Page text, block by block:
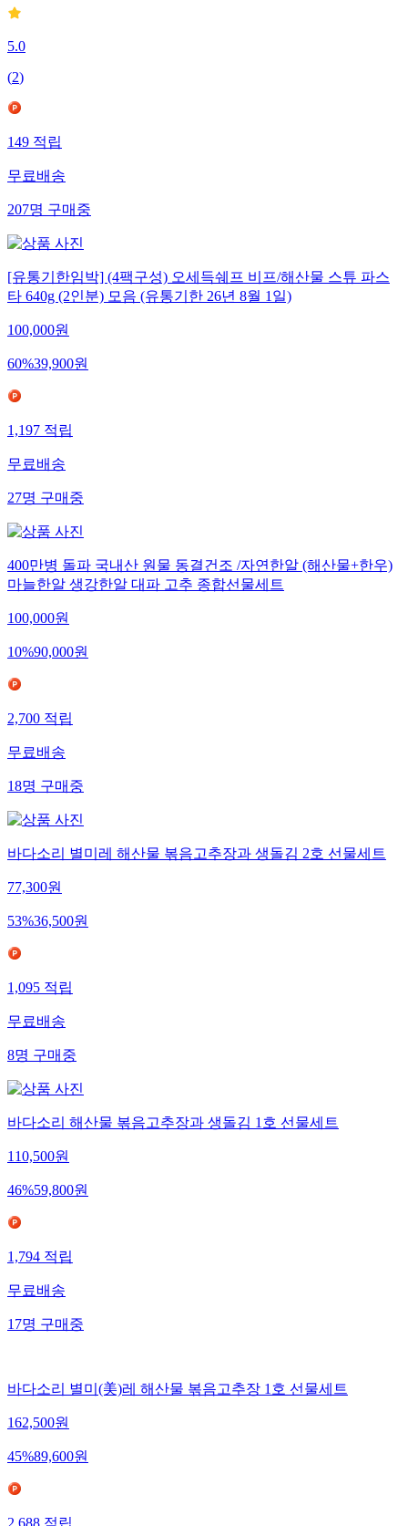
5.0
(2)
149 적립
무료배송
207명 구매중
[유통기한임박] (4팩구성) 오세득쉐프 비프/해산물 스튜 파스
타 640g (2인분) 모음 (유통기한 26년 8월 1일)
100,000원
60%39,900원
1,197 적립
무료배송
27명 구매중
400만병 돌파 국내산 원물 동결건조 /자연한알 (해산물+한우)
마늘한알 생강한알 대파 고추 종합선물세트
100,000원
10%90,000원
2,700 적립
무료배송
18명 구매중
바다소리 별미레 해산물 볶음고추장과 생돌김 2호 선물세트
77,300원
53%36,500원
1,095 적립
무료배송
8명 구매중
바다소리 해산물 볶음고추장과 생돌김 1호 선물세트
110,500원
46%59,800원
1,794 적립
무료배송
17명 구매중
바다소리 별미(美)레 해산물 볶음고추장 1호 선물세트
162,500원
45%89,600원